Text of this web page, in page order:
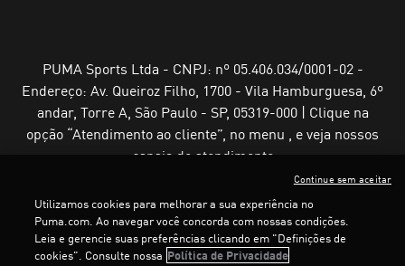
PUMA Sports Ltda - CNPJ: nº 05.406.034/0001-02 -
Endereço: Av. Queiroz Filho, 1700 - Vila Hamburguesa, 6º
andar, Torre A, São Paulo - SP, 05319-000 | Clique na
opção “Atendimento ao cliente”, no menu , e veja nossos
canais de atendimento
Termos e Condições de UsoPolítica de Privacidade
Configurador de cookies
Utilizamos cookies para melhorar a sua experiência no
Puma.com. Ao navegar você concorda com nossas condições.
Leia e gerencie suas preferências clicando em "Definições de
cookies". Consulte nossa Política de Privacidade
Continue sem aceitar